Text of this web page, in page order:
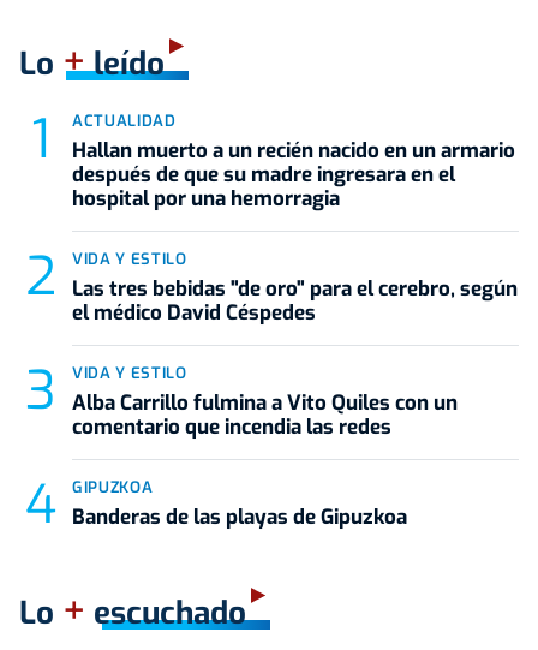
Lo +leído
ACTUALIDAD
Hallan muerto a un recién nacido en un armario
después de que su madre ingresara en el
hospital por una hemorragia
VIDA Y ESTILO
Las tres bebidas "de oro" para el cerebro, según
el médico David Céspedes
VIDA Y ESTILO
Alba Carrillo fulmina a Vito Quiles con un
comentario que incendia las redes
GIPUZKOA
Banderas de las playas de Gipuzkoa
Lo + escuchado